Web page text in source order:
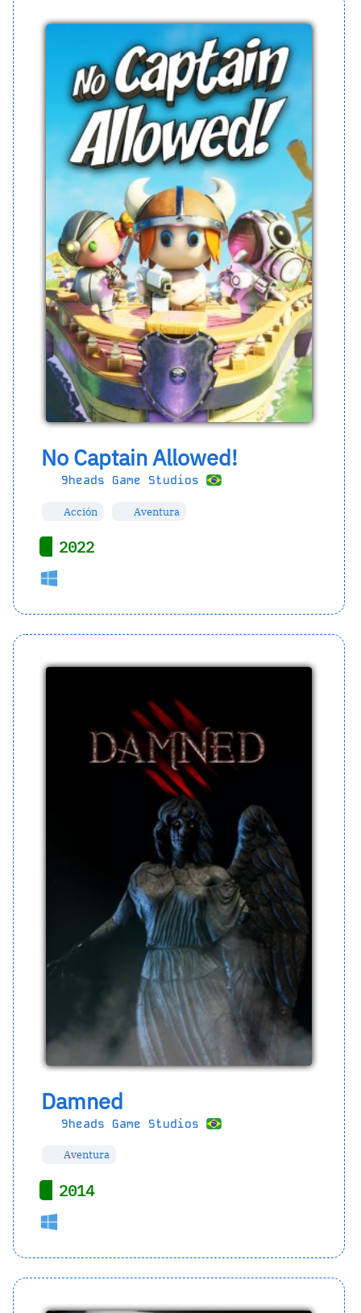
No Captain Allowed!
9heads Game Studios
Acción Aventura
2022
Damned
9heads Game Studios
Aventura
2014